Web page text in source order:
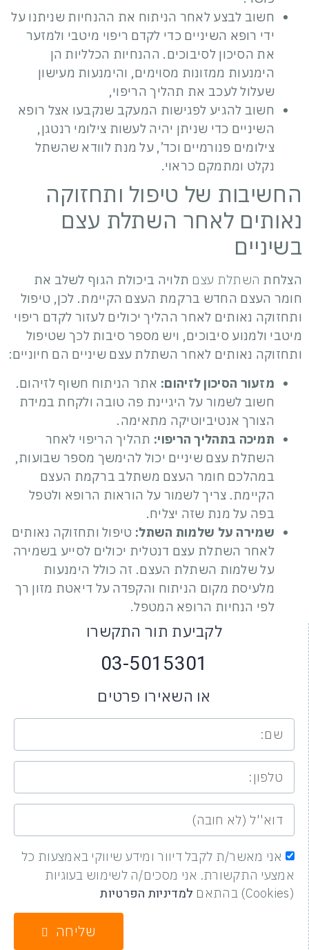
חשוב לבצע לאחר הניתוח את ההנחיות שניתנו על
ידי רופא השיניים כדי לקדם ריפוי מיטבי ולמזער
את הסיכון לסיבוכים. ההנחיות הכלליות הן
הימנעות ממזונות מסוימים, והימנעות מעישון
שעלול לעכב את תהליך הריפוי,
חשוב להגיע לפגישות המעקב שנקבעו אצל רופא
השיניים כדי שניתן יהיה לעשות צילומי רנטגן,
צילומים פנורמיים וכד’, על מנת לוודא שהשתל
נקלט ומתמקם כראוי.
החשיבות של טיפול ותחזוקה
נאותים לאחר השתלת עצם
בשיניים
הצלחת השתלת עצם תלויה ביכולת הגוף לשלב את
חומר העצם החדש ברקמת העצם הקיימת. לכן, טיפול
ותחזוקה נאותים לאחר ההליך יכולים לעזור לקדם ריפוי
מיטבי ולמנוע סיבוכים, ויש מספר סיבות לכך שטיפול
ותחזוקה נאותים לאחר השתלת עצם שיניים הם חיוניים:
מזעור הסיכון לזיהום: אתר הניתוח חשוף לזיהום.
חשוב לשמור על היגיינת פה טובה ולקחת במידת
הצורך אנטיביוטיקה מתאימה.
תמיכה בתהליך הריפוי: תהליך הריפוי לאחר
השתלת עצם שיניים יכול להימשך מספר שבועות,
במהלכם חומר העצם משתלב ברקמת העצם
הקיימת. צריך לשמור על הוראות הרופא ולטפל
בפה על מנת שזה יצליח.
שמירה על שלמות השתל: טיפול ותחזוקה נאותים
לאחר השתלת עצם דנטלית יכולים לסייע בשמירה
על שלמות השתלת העצם. זה כולל הימנעות
מלעיסת מקום הניתוח והקפדה על דיאטת מזון רך
לפי הנחיות הרופא המטפל.
לקביעת תור התקשרו
03-5015301
או השאירו פרטים
אני מאשר/ת לקבל דיוור ומידע שיווקי באמצעות כל
אמצעי התקשורת. אני מסכים/ה לשימוש בעוגיות
(Cookies) בהתאם
למדיניות הפרטיות
שליחה